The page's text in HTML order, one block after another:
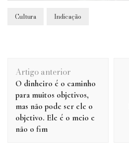
Cultura Indicação
de
post
Artigo anterior
O dinheiro é o caminho
para muitos objetivos,
mas não pode ser ele o
objetivo. Ele é o meio e
não o fim